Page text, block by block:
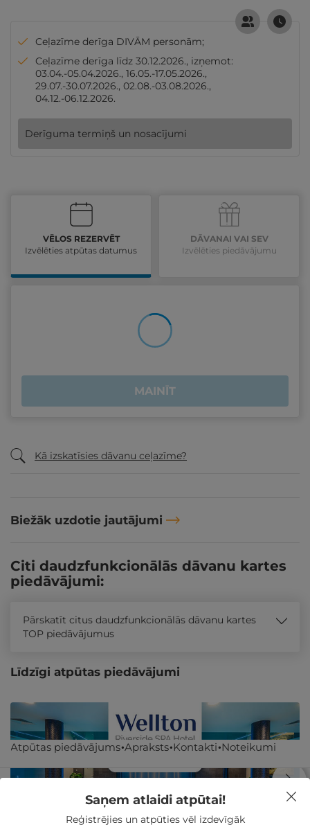
Ceļazīme derīga DIVĀM personām;
Ceļazīme derīga līdz 30.12.2026., izņemot:
03.04.-05.04.2026., 16.05.-17.05.2026.,
29.07.-30.07.2026., 02.08.-03.08.2026.,
04.12.-06.12.2026.
Derīguma termiņš un nosacījumi
VĒLOS REZERVĒT
Izvēlēties atpūtas datumus
DĀVANAI VAI SEV
Izvēlēties piedāvājumu
MAINĪT
Kā izskatīsies dāvanu ceļazīme?
Biežāk uzdotie jautājumi
Atpūtas piedāvājums Apraksts Kontakti Noteikumi
Citi daudzfunkcionālās dāvanu kartes
piedāvājumi:
Pārskatīt citus daudzfunkcionālās dāvanu kartes
TOP piedāvājumus
Līdzīgi atpūtas piedāvājumi
Saņem atlaidi atpūtai!
Reģistrējies un atpūties vēl izdevīgāk